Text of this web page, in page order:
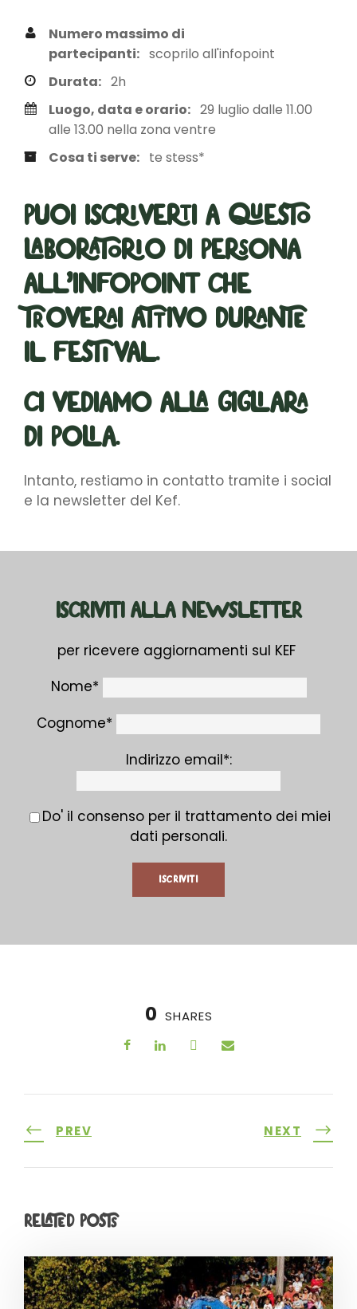
Numero massimo di
partecipanti: scoprilo all'infopoint
Durata: 2h
Luogo, data e orario: 29 luglio dalle 11.00
alle 13.00 nella zona ventre
Cosa ti serve: te stess*
Puoi iscriverti a questo
laboratorio di persona
all’infopoint che
troverai attivo durante
il festival.
Ci vediamo alla Gigliara
di Polia.
Intanto, restiamo in contatto tramite i social
e la newsletter del Kef.
ISCRIVITI ALLA NEWSLETTER
per ricevere aggiornamenti sul KEF
Nome*
Cognome*
Indirizzo email*:
Do' il consenso per il trattamento dei miei
dati personali.
0 SHARES
PREV NEXT
Related Posts